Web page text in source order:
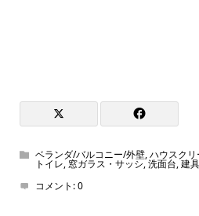
ベランダ/バルコニー/外壁,ハウスク
トイレ,窓ガラス・サッシ,洗面台,建
コメント:0